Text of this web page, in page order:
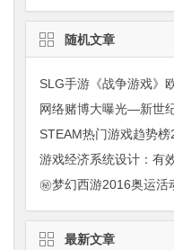
随机文章
网络赌博大曝光—新世
STEAM热门游戏趋势
最新文章